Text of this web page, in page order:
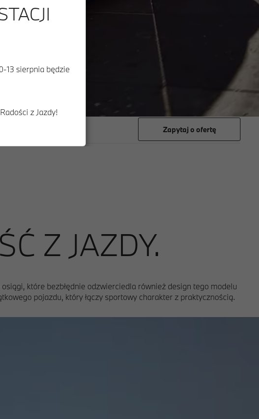
13 sierpnia będzie
z Jazdy!
Zapytaj o ofertę
Z JAZDY.
które bezbłędnie odzwierciedla również design tego modelu
pojazdu, który łączy sportowy charakter z praktycznością.